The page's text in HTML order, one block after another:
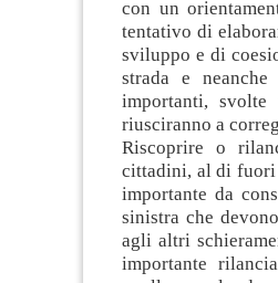
con un
tentativo di
sviluppo e di
strada e
importanti, svolte
riusciranno a
Riscoprire o
cittadini, al di
importante da
sinistra che
agli altri
importante